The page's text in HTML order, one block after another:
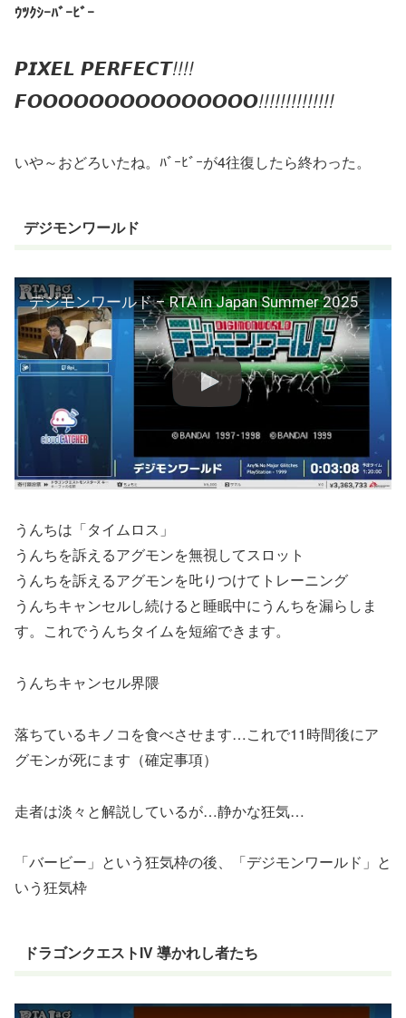
ｳﾂｸｼｰﾊﾞｰﾋﾞｰ
𝙋𝙄𝙓𝙀𝙇 𝙋𝙀𝙍𝙁𝙀𝘾𝙏!!!!
𝙁𝙊𝙊𝙊𝙊𝙊𝙊𝙊𝙊𝙊𝙊𝙊𝙊𝙊𝙊𝙊!!!!!!!!!!!!!!
いや～おどろいたね。ﾊﾞｰﾋﾞｰが4往復したら終わった。
デジモンワールド
デジモンワールド – RTA in Japan Summer 2025
うんちは「タイムロス」
うんちを訴えるアグモンを無視してスロット
うんちを訴えるアグモンを𠮟りつけてトレーニング
うんちキャンセルし続けると睡眠中にうんちを漏らしま
す。これでうんちタイムを短縮できます。
うんちキャンセル界隈
落ちているキノコを食べさせます…これで11時間後にア
グモンが死にます（確定事項）
走者は淡々と解説しているが…静かな狂気…
「バービー」という狂気枠の後、「デジモンワールド」と
いう狂気枠
ドラゴンクエストIV 導かれし者たち